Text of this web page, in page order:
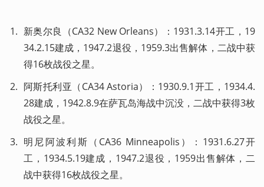
新奥尔良（CA32 New Orleans）：1931.3.14开工，19
34.2.15建成，1947.2退役，1959.3出售解体，二战中获
得16枚战役之星。
阿斯托利亚（CA34 Astoria）：1930.9.1开工，1934.4.
28建成，1942.8.9在萨瓦岛海战中沉没，二战中获得3枚
战役之星。
明尼阿波利斯（CA36 Minneapolis）：1931.6.27开
工，1934.5.19建成，1947.2退役，1959出售解体，二
战中获得16枚战役之星。